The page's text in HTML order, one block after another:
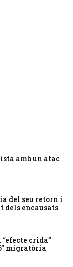
amb un atac
del seu retorn i
dels encausats
crida”
migratòria